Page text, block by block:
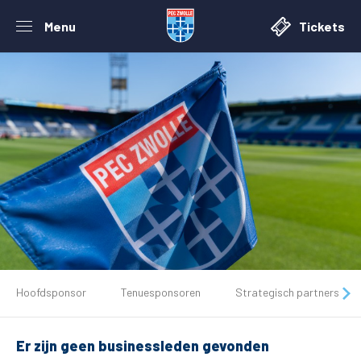
Menu Tickets
Tickets
Matchdays
Hoofdsponsor Tenuesponsoren Strategisch partners
Er zijn geen businessleden gevonden